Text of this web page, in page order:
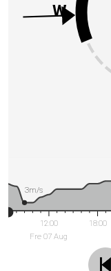
W
12:00
Fre 07 Aug
18:00
3m/s